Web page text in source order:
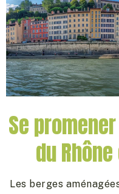
Se
du
Les berges